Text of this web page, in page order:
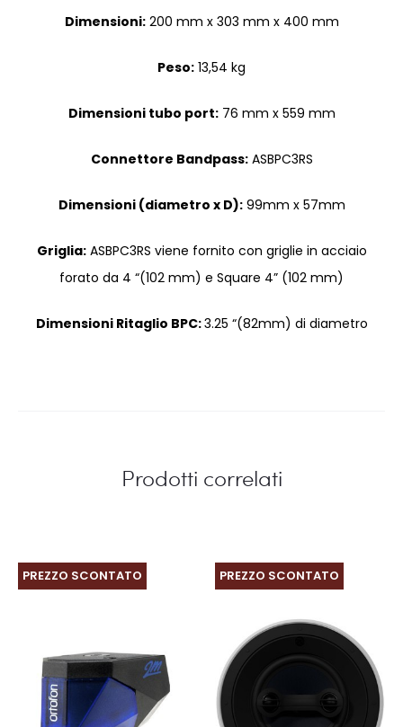
Dimensioni:200 mm x 303 mm x 400 mm
Peso: 13,54 kg
Dimensioni tubo port:76 mm x 559 mm
Connettore Bandpass:ASBPC3RS
Dimensioni (diametro x D):99mm x 57mm
Griglia:ASBPC3RS viene fornito con griglie in acciaio
forato da 4 “(102 mm) e Square 4” (102 mm)
Dimensioni Ritaglio BPC:3.25 “(82mm) di diametro
Prodotti correlati
PREZZO SCONTATO PREZZO SCONTATO